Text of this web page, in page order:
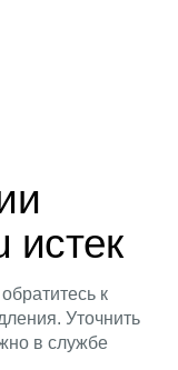
истек
к
Уточнить
в службе